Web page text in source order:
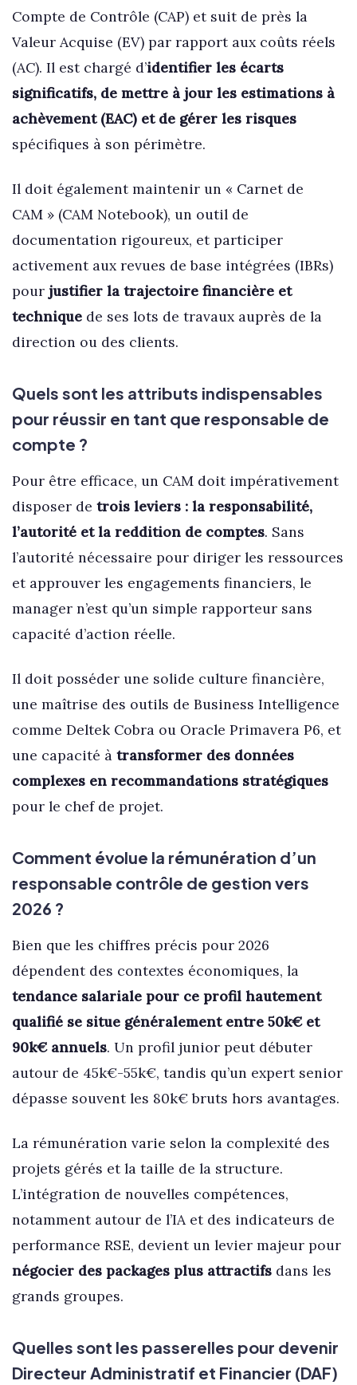
Compte de Contrôle (CAP) et suit de près la
Valeur Acquise (EV) par rapport aux coûts réels
(AC). Il est chargé d’identifier les écarts
significatifs, de mettre à jour les estimations à
achèvement (EAC) et de gérer les risques
spécifiques à son périmètre.
Il doit également maintenir un « Carnet de
CAM » (CAM Notebook), un outil de
documentation rigoureux, et participer
activement aux revues de base intégrées (IBRs)
pour justifier la trajectoire financière et
techniquede ses lots de travaux auprès de la
direction ou des clients.
Quels sont les attributs indispensables
pour réussir en tant que responsable de
compte ?
Pour être efficace, un CAM doit impérativement
disposer de trois leviers : la responsabilité,
l’autorité et la reddition de comptes. Sans
l’autorité nécessaire pour diriger les ressources
et approuver les engagements financiers, le
manager n’est qu’un simple rapporteur sans
capacité d’action réelle.
Il doit posséder une solide culture financière,
une maîtrise des outils de Business Intelligence
comme Deltek Cobra ou Oracle Primavera P6, et
une capacité à transformer des données
complexes en recommandations stratégiques
pour le chef de projet.
Comment évolue la rémunération d’un
responsable contrôle de gestion vers
2026 ?
Bien que les chiffres précis pour 2026
dépendent des contextes économiques, la
tendance salariale pour ce profil hautement
qualifié se situe généralement entre 50k€ et
90k€ annuels. Un profil junior peut débuter
autour de 45k€-55k€, tandis qu’un expert senior
dépasse souvent les 80k€ bruts hors avantages.
La rémunération varie selon la complexité des
projets gérés et la taille de la structure.
L’intégration de nouvelles compétences,
notamment autour de l’IA et des indicateurs de
performance RSE, devient un levier majeur pour
négocier des packages plus attractifsdans les
grands groupes.
Quelles sont les passerelles pour devenir
Directeur Administratif et Financier (DAF)